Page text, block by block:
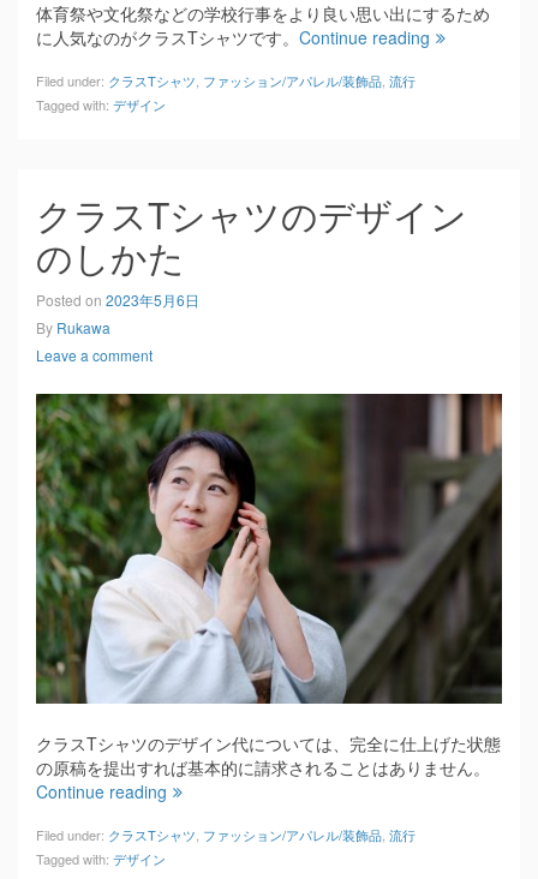
体育祭や文化祭などの学校行事をより良い思い出にするため
に人気なのがクラスTシャツです。 Continue reading
Filed under: クラスTシャツ, ファッション/アパレル/装飾品, 流行
Tagged with: デザイン
クラスTシャツのデザイン
のしかた
Posted on 2023年5月6日
By Rukawa
Leave a comment
クラスTシャツのデザイン代については、完全に仕上げた状態
の原稿を提出すれば基本的に請求されることはありません。
Continue reading
Filed under: クラスTシャツ ファッション/アパレル/装飾品 流行
Tagged with: デザイン